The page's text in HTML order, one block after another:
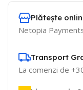
Plătește
Netopia
Transport
La comenzi de